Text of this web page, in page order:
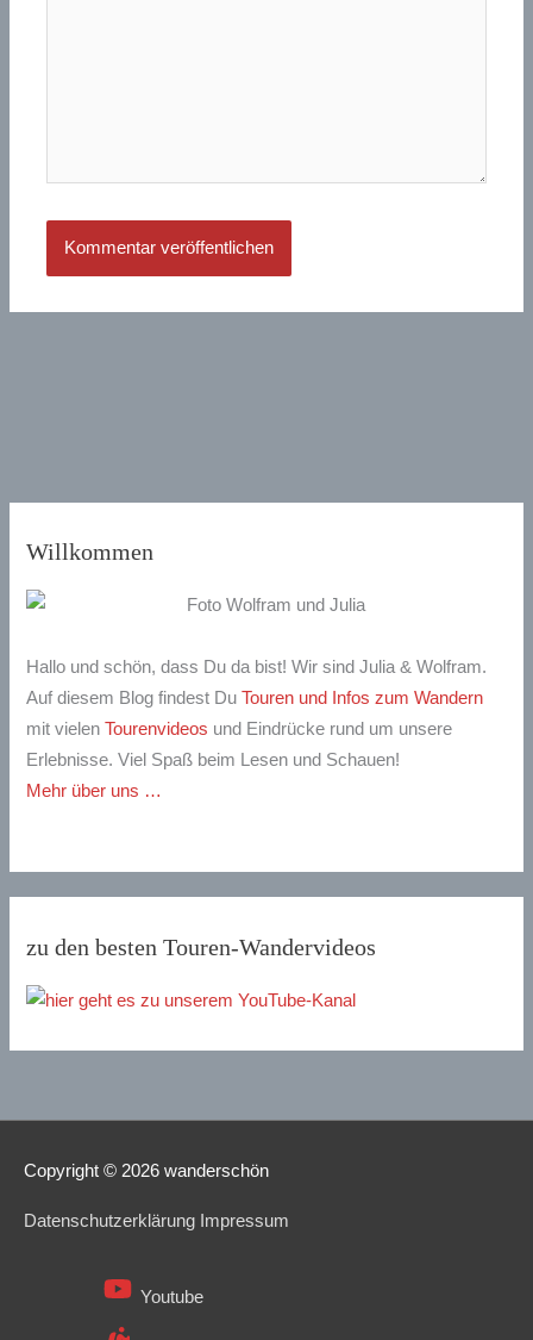
Willkommen
Hallo und schön, dass Du da bist! Wir sind Julia & Wolfram.
Auf diesem Blog findest DuTouren und Infos zum Wandern
mit vielenTourenvideos und Eindrücke rund um unsere
Erlebnisse. Viel Spaß beim Lesen und Schauen!
Mehr über uns …
zu den besten Touren-Wandervideos
Copyright © 2026 wanderschön
Datenschutzerklärung Impressum
Youtube